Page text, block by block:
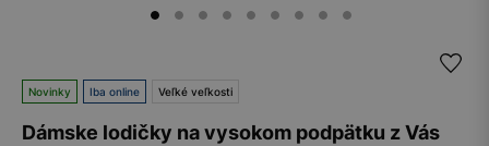
Novinky Iba online Veľké veľkosti
Dámske lodičky na vysokom podpätku z Vás